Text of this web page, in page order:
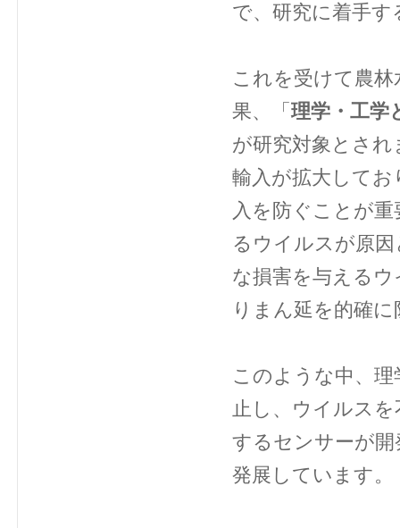
で、研究に着手
これを受けて農
果、「 理学・工学
が研究対象とさ
輸入が拡大して
入を防ぐことが
るウイルスが原
な損害を与える
りまん延を的確
このような中、
止し、ウイルス
するセンサーが
発展しています。